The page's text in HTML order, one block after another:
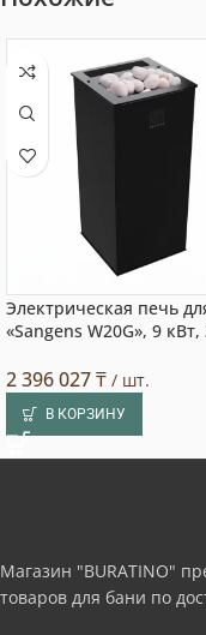
Электрическая печь
«Sangens W20G», 9
2 396 027₸ / шт.
В КОРЗИНУ
Магазин "BURATINO"
товаров для бани по